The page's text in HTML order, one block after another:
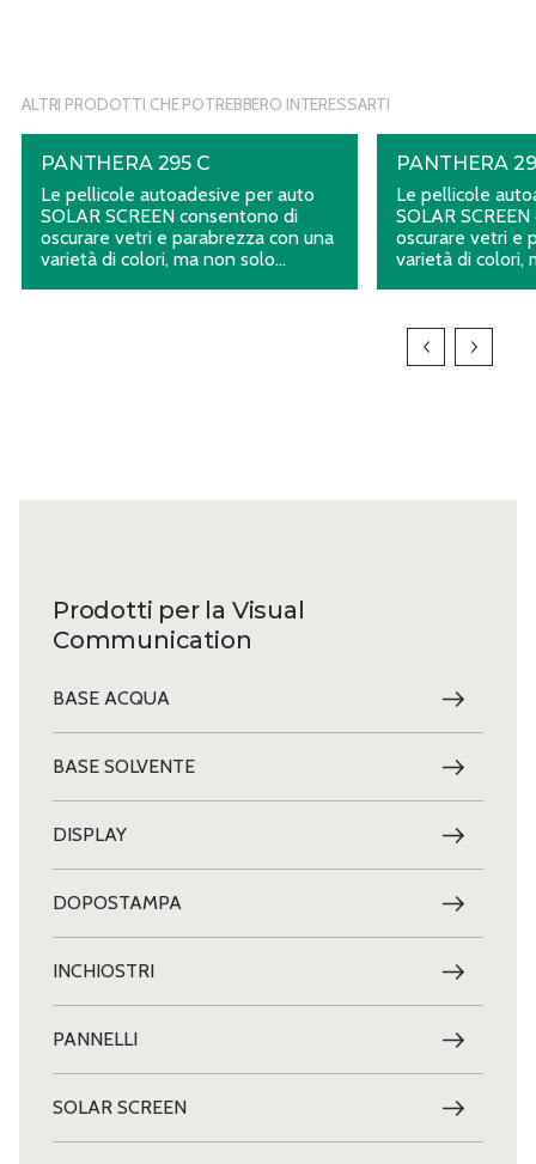
ALTRI PRODOTTI CHE POTREBBERO INTERESSARTI
PANTHERA 295 C
Le pellicole autoadesive per auto
SOLAR SCREEN consentono di
oscurare vetri e parabrezza con una
varietà di colori, ma non solo…
PANTHERA
Le pellicole
SOLAR
oscurare vetri e
varietà di colori,
Prodotti per la Visual
Communication
BASE ACQUA
BASE SOLVENTE
DISPLAY
DOPOSTAMPA
INCHIOSTRI
PANNELLI
SOLAR SCREEN